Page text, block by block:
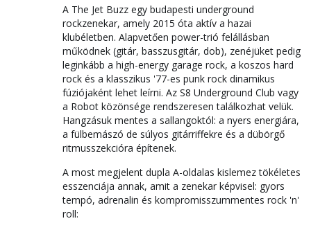
A The Jet Buzz egy budapesti underground
rockzenekar, amely 2015 óta aktív a hazai
klubéletben. Alapvetően power-trió felállásban
működnek (gitár, basszusgitár, dob), zenéjüket pedig
leginkább a high-energy garage rock, a koszos hard
rock és a klasszikus '77-es punk rock dinamikus
fúziójaként lehet leírni. Az S8 Underground Club vagy
a Robot közönsége rendszeresen találkozhat velük.
Hangzásuk mentes a sallangoktól: a nyers energiára,
a fülbemászó de súlyos gitárriffekre és a dübörgő
ritmusszekcióra építenek.
A most megjelent dupla A-oldalas kislemez tökéletes
esszenciája annak, amit a zenekar képvisel: gyors
tempó, adrenalin és kompromisszummentes rock 'n'
roll: